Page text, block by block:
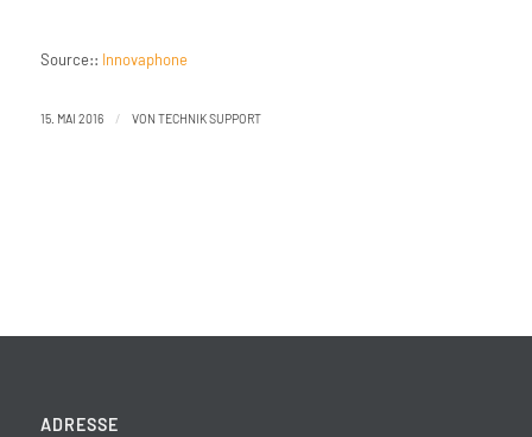
Source:: Innovaphone
15. MAI 2016 / VON TECHNIK SUPPORT
ADRESSE